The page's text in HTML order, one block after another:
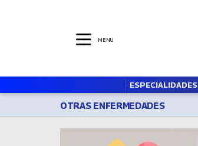
MENU
ESPECIALIDADES
OTRAS ENFERMEDADES